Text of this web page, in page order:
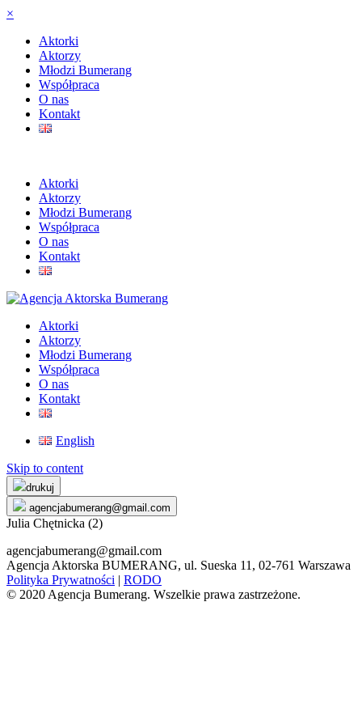
×
Aktorki
Aktorzy
Młodzi Bumerang
Współpraca
O nas
Kontakt
Aktorki
Aktorzy
Młodzi Bumerang
Współpraca
O nas
Kontakt
Aktorki
Aktorzy
Młodzi Bumerang
Współpraca
O nas
Kontakt
English
Skip to content
drukuj
agencjabumerang@gmail.com
Julia Chętnicka (2)
agencjabumerang@gmail.com
Agencja Aktorska BUMERANG, ul. Sueska 11, 02-761 Warszawa
Polityka Prywatności | RODO
© 2020 Agencja Bumerang. Wszelkie prawa zastrzeżone.